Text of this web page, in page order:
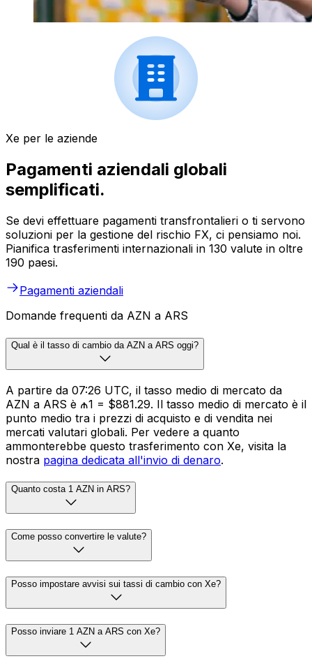
Xe per le aziende
Pagamenti aziendali globali
semplificati.
Se devi effettuare pagamenti transfrontalieri o ti servono
soluzioni per la gestione del rischio FX, ci pensiamo noi.
Pianifica trasferimenti internazionali in 130 valute in oltre
190 paesi.
Pagamenti aziendali
Domande frequenti da AZN a ARS
Qual è il tasso di cambio da AZN a ARS oggi?
A partire da 07:26 UTC, il tasso medio di mercato da
AZN a ARS è ₼1 = $881.29. Il tasso medio di mercato è il
punto medio tra i prezzi di acquisto e di vendita nei
mercati valutari globali. Per vedere a quanto
ammonterebbe questo trasferimento con Xe, visita la
nostra pagina dedicata all'invio di denaro.
Quanto costa 1 AZN in ARS?
Come posso convertire le valute?
Posso impostare avvisi sui tassi di cambio con Xe?
Posso inviare 1 AZN a ARS con Xe?